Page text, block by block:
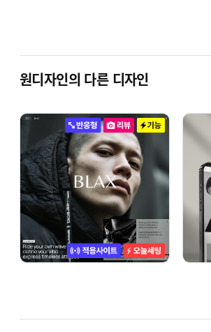
원디자인의 다른 디자인